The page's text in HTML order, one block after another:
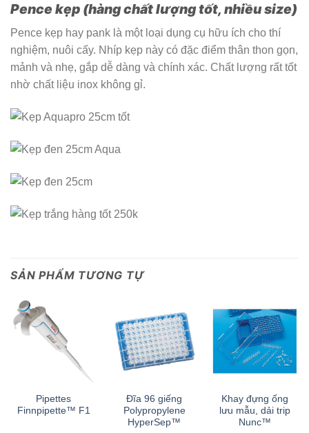
Pence kẹp (hàng chất lượng tốt, nhiều size)
Pence kẹp hay pank là một loại dụng cụ hữu ích cho thí
nghiệm, nuôi cấy. Nhíp kẹp này có đặc điểm thân thon gọn,
mảnh và nhẹ, gắp dễ dàng và chính xác. Chất lượng rất tốt
nhờ chất liệu inox không gỉ.
SẢN PHẨM TƯƠNG TỰ
Pipettes
Finnpipette™ F1
Đĩa 96 giếng
Polypropylene
HyperSep™
Khay đựng ống
lưu mẫu, dải trip
Nunc™